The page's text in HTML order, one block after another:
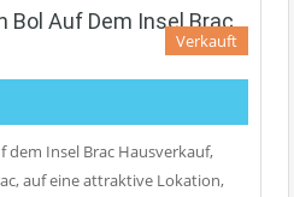
Bol Auf Dem Insel Brac
Verkauft
dem Insel Brac Hausverkauf,
auf eine attraktive Lokation,